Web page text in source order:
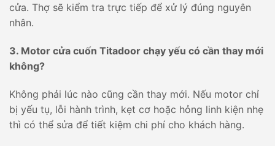
cửa. Thợ sẽ kiểm tra trực tiếp để xử lý đúng nguyên
nhân.
3. Motor cửa cuốn Titadoor chạy yếu có cần thay mới
không?
Không phải lúc nào cũng cần thay mới. Nếu motor chỉ
bị yếu tụ, lỗi hành trình, kẹt cơ hoặc hỏng linh kiện nhẹ
thì có thể sửa để tiết kiệm chi phí cho khách hàng.